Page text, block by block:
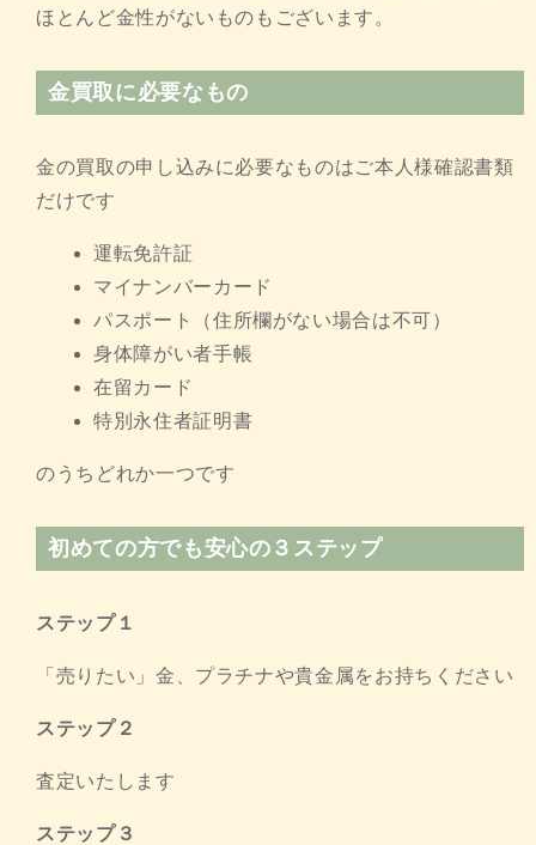
ほとんど金性がないものもございます。
金買取に必要なもの
金の買取の申し込みに必要なものはご本人様確認書類
だけです
運転免許証
マイナンバーカード
パスポート（住所欄がない場合は不可）
身体障がい者手帳
在留カード
特別永住者証明書
のうちどれか一つです
初めての方でも安心の３ステップ
ステップ１
「売りたい」金、プラチナや貴金属をお持ちください
ステップ２
査定いたします
ステップ３